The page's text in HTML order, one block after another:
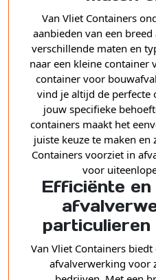
Van Vliet Containers
aanbieden van een
verschillende maten en
naar een kleine
container voor
vind je altijd de perfecte
jouw specifieke
containers maakt het
juiste keuze te maken
Containers voorziet in
voor
Efficiënte
particulieren
Van Vliet Containers
afvalverwerking voor